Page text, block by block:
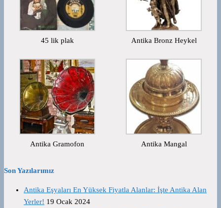
45 lik plak Antika Bronz Heykel
Antika Gramofon Antika Mangal
Son Yazılarımız
Antika Eşyaları En Yüksek Fiyatla Alanlar: İşte Antika Alan
Yerler! 19 Ocak 2024